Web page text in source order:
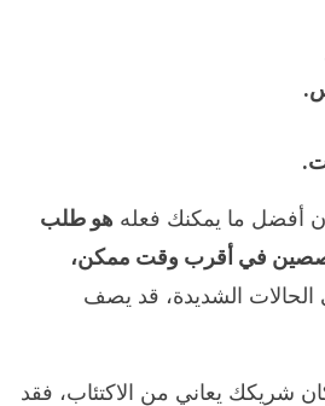
أفضل ما يمكنك فعله هو طلب
في أقرب وقت ممكن،
الشديدة، قد يصف
شريكك يعاني من الاكتئاب، فقد